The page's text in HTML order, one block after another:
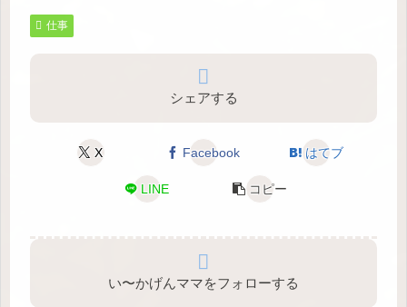
仕事
シェアする
X Facebook はてブ
LINE コピー
い〜かげんママをフォローする